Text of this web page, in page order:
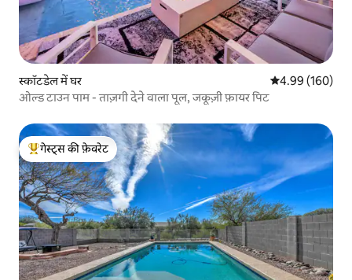
स्कॉटडेल में घर औसत रेटिंग 5 में से
4.99 (160)
ओल्ड टाउन पाम - ताज़गी देने वाला पूल, जकूज़ी फ़ायर पिट
गेस्ट्स का टॉप फ़ेवरेट
गेस्ट्स की फ़ेवरेट